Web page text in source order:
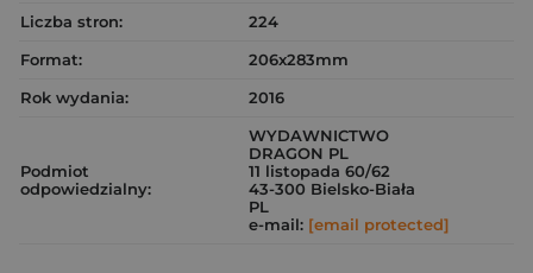
Liczba stron:
224
Format:
206x283mm
Rok wydania:
2016
Podmiot
odpowiedzialny:
WYDAWNICTWO
DRAGON PL
11 listopada 60/62
43-300 Bielsko-Biała
PL
e-mail: [email protected]